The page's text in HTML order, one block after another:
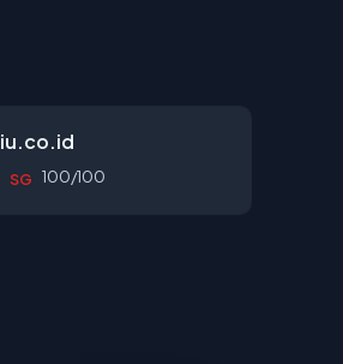
iu.co.id
SG 100/100